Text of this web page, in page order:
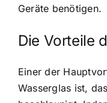
Geräte benötigen.
Die Vorteile
Einer der
Wasserglas ist,